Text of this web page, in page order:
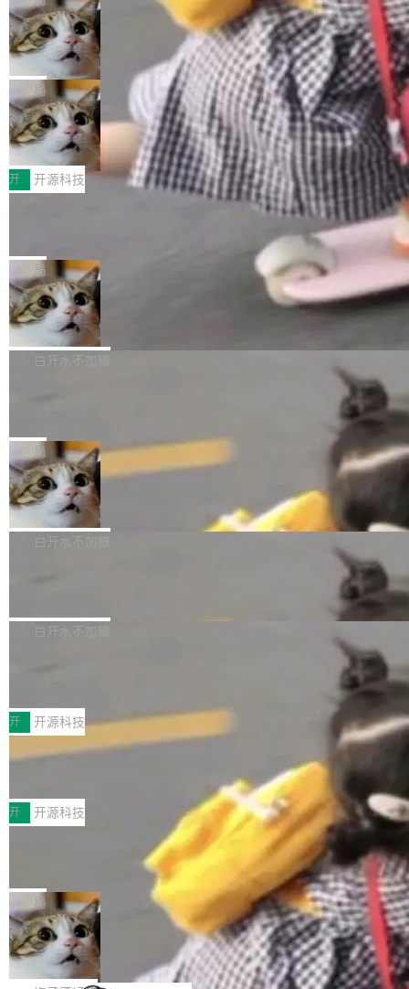
现实 过去两年，CIO们的焦虑清单上多了两项：
一是如何让大模型和智能体应用安全地从PoC走
向生产，二是如何让测试团队跟得上AI应用...
设置，如果用布尔值 + 可空字段来表示——bool
ean 表示是否可切换，nullable 的默认模式、浅
色方案、深色方案——会产生大量无意义的组
合。方案缺了、配置冲突了、全 null 了。要知道
哪些组合有效，作者说，你得靠"文档、校验、或
者部落知识"。 换个写法。Rust 的 enum，两个
变体：Switchable...
个"AI 知识库 + 聊天机器人"——每个大厂都在
做，没什么新鲜的。 但 Kenton Varda 在 Twitte
r 上把事情说清楚了： 今天我们发布了 Cloudfla
re OS，一个带连接器的聊天机器人，跟其他所
有科技公司做的一样。只不过，实际上它不一
样。这是 Sandstorm.io 的重制版，我十年前的
那个创业公司。不同的是，这次它构建在 Cloudf
lare Workers 上——我花了九年时间搭建的平台
——并且深度集成了 AI。这基本上是我十年秘密
Deno 团队开源 Celld，可自托管的分
布式 Durable Objects
Ryan Dahl 领导的 Deno 团队推出了最新开源项
目 Celld，一个能在自己机器上运行 Cloudflare
Workers 和 Durable Objects 的守护进程。 设
计思路很直接：每个对象是一个独立的 SQLite
数据库，按名称寻址，复制到你自己的 S3 兼容
存储库里。节点之间只通过这个存储库协调——
没有控制平面，没有共识协议。每个对象自带一
个小型数据库，应用天然按分片构建，单个数据
库的竞争和爆炸半径问题在设计层面就被消除
了。 闲置的 cell 会休眠到几乎不占资源。当 cel
l 迁移或唤醒时，新宿主从 S3 恢复 SQLite 数据
库继续执行。存储库是持久化的唯一真相...
局
鲁大师7月新机性能/流畅/AI榜：vivo夺
性能、流畅双第一，三星Galaxy Z系列
新折叠缺席
2026年7月的手机市场，由于存储等硬件成本暴
增，手机厂商的日子也不好过啊，新机速度明显
放缓，因此硝烟味淡了许多。新机参数规格除开
高价的三星折叠（三星Galaxy Z Fold8 Ultra / Z
Fold8 / Z Flip8）外，其余要么是中低端机器，
例如iQOO Z11i、REDMI Note 17、REDMI No
te 17 Pro、OPPO K15，要么是vivo X300 E这
样的次旗舰。 Galaxy Z Fold8 Ultra / Z Fold8 /
Z Flip8三款折叠屏新机均在7月22日发布，且全
部搭载骁龙8 Elite Gen5 for Galaxy，它们本该
开 开源科技
Zed 编辑器团队发布了新项目——DeltaDB，一
个在 git commit 之间记录每一次编辑操作的版
本控制系统。目前处于 Early Access 阶段。 De
ltaDB 的核心思路直接写在 landing page 最显
眼的位置：「Software is made between com
mits」——软件是在 commit 之间写出来的。git
是把这段空隙补上。 回退到任何一次编辑：Delt
aDB 捕获 commit 之间的每一次操作，...
局
SpaceXAI 单季资本开支达 183 亿美元
根据风险投资人Tomer Tunguz 博客（VC 分
析）披露的最新分析与第二季度业绩报告，Spac
微软同期总资本开支的四成。 与亚马逊、Alpha
bet、微软以及 Meta 等传统科技巨头相比，Spa
ceXAI的资金消耗速度尤为引人瞩目。然而，支
撑庞大支出的资金来源却呈现出截然不同的面
貌。数据显示，微软和 Meta 主要依托充沛的经
白开水不加糖
一个在终端里运行的编程 agent；Muse Spark
1.2，驱动这个 agent 的新模型。一句话概括：
你可以用 curl -fsSL https://dev.meta.ai/install.
sh | bash 安装一个能在大项目里自动规划、写
代码、验证结果的 AI 终端工具。 据介绍，Muse
个主 agent 循环，外加一组后台 agent。这些后
局
美团开源 LoHoSearch，用知识图谱校
准 AI 能力认知
机器出题的前提，是让机器拥有全局视野。整个
构建流程可以分为四个环节：建图 → 控制难度
白开水不加糖
库，并将作为transport接入Mooncake TENT。
MPComm将作为一种传输引擎接入Mooncake T
ENT，实现零拷贝传输性能提升30%、非零拷贝
传输性能最高提升5倍。UCL-MPComm底层基
于自研UCL-Engine通信引擎，后续腾讯网平将
持续开源更多基于UCL-Engine的高性能通信组
件。 腾讯网平团队在UCL-MPComm中实现了一
个独立于业务线程的全局通信引擎（Engine），
白开水不加糖
型案例入选名单》，深信服“面向企业研发场景的
开源 AI 编程平台 CoStrict 应用”凭借卓越的技术
创新与落地成效成功入选。 全链路私有化部署，
助力企业AI研发安全落地 当前，越来越多企业已
经开始引入 AI Coding 工具，通过调用公有云模
型或企业内部部署模型提升研发效率。但随着 AI
Coding 从个人辅助工具逐步走向团队级、组织
级应用，企业在规模化落地过程中，对安全性、
可控性和代码质量提出了更高要求。 首先是数据
安全与合规要求。对于大多数普通研发场景，公
有云模型能够满足快速试用和效率提升的需求。
但对于金融、能源、医疗等对数据安全要求较...
开 开源科技
深信服AI算力网关入选工信部人工智能
前不久，工业和信息化部正式发布《2025年人工
智能应用典型案例名单》，集中展示人工智能在
各领域的应用成果，覆盖技术底座、行业赋能、
产品应用、支撑保障、专题等五大方向。深信服
AI算力网关（AI创新平台）成功入选！ 随着各行
各业的Agent走向规模化建设，算力构成形态逐
渐丰富，用户关注的重点也在发生变化：不只是
让AI用起来，还要进一步看清混合算力时代下，
Token花在哪里、算力是否被充分利用，以及持
续增长的AI成本该如何优化。 深信服AI算力网关
开 开源科技
Jeff Dean 离开 Google：一个时代的结
束，一个实验室的开始
Google 员工编号 20。MapReduce 作者之一。
Bigtable 作者之一。TensorFlow 的作者之一。
Gemini 的架构师。Google 首席科学家。 Jeff D
ean 在 Google 工作了 27 年后，宣布离职。 他
不是一个人走。一同离开的还有 Sanjay Ghema
局
🔥 SolonCode v2026.8.4 发布：界面
字体可调、22 种语言、记忆搜索增强
打开终端就能上岗的全中文编码智能体，这一轮